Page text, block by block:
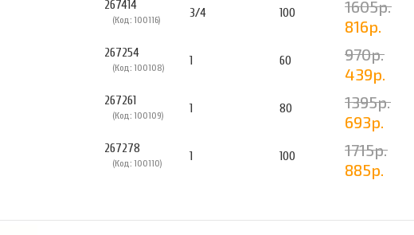
267414
(Код: 100116) 3/4 100
1605р.
816р.
267254
(Код: 100108) 1 60
970р.
439р.
267261
(Код: 100109) 1 80
1395р.
693р.
267278
(Код: 100110) 1 100
1715р.
885р.